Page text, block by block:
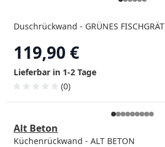
Duschrückwand - GRÜNES FISCHGRÄT
119,90 €
Lieferbar in 1-2 Tage
(0)
Alt Beton
Küchenrückwand - ALT BETON